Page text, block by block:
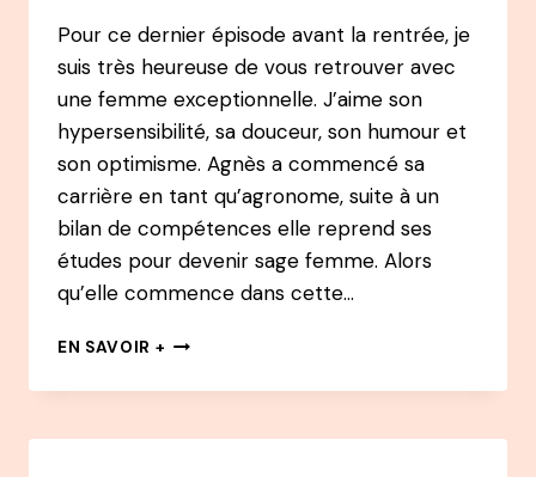
Pour ce dernier épisode avant la rentrée, je
suis très heureuse de vous retrouver avec
une femme exceptionnelle. J’aime son
hypersensibilité, sa douceur, son humour et
son optimisme. Agnès a commencé sa
carrière en tant qu’agronome, suite à un
bilan de compétences elle reprend ses
études pour devenir sage femme. Alors
qu’elle commence dans cette…
EN SAVOIR + 110
–
LEDIG